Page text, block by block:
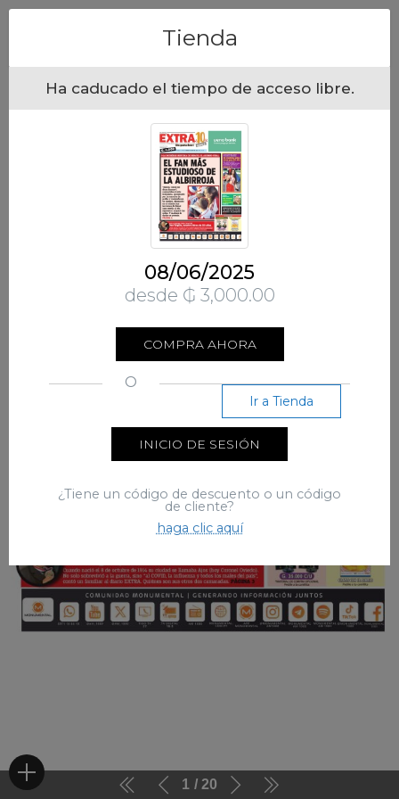
1 20
Tienda
Ha caducado el tiempo de acceso libre.
08/06/2025
desde ₲ 3,000.00
COMPRA AHORA
O
Ir a Tienda
INICIO DE SESIÓN
¿Tiene un código de descuento o un código
de cliente?
haga clic aquí